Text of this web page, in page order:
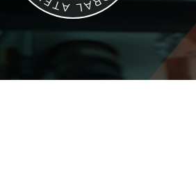
A
T A
L